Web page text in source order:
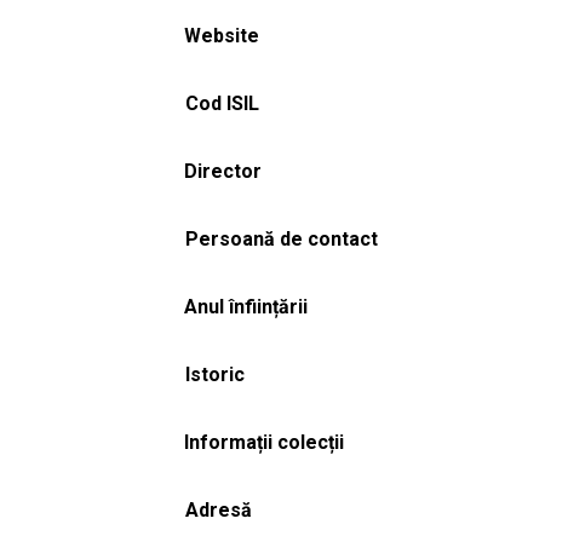
Website
Cod ISIL
Director
Persoană de contact
Anul înființării
Istoric
Informații colecții
Adresă